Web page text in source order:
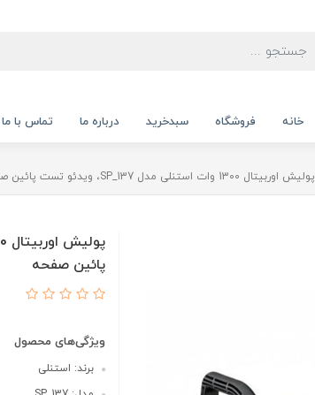
خانه فروشگاه سبدخرید درباره ما تماس با ما
پولیش اوربیتال 1300 وات استنلی مدل SP_137، ویدئو تست پائین صفحه
پائین صفحه
ویژگی‌های محصول
برند: استنلی